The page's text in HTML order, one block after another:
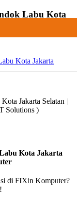
Labu Kota
Kota Jakarta
Jakarta Selatan |
Solutions )
Kota Jakarta
di FIXin Komputer?